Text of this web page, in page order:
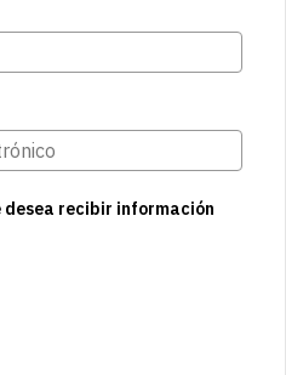
desea recibir información